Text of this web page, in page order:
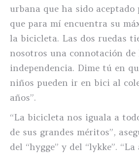
urbana que ha sido
que para mí encuentra su
la bicicleta. Las dos ruedas
nosotros una connotación
independencia. Dime tú en
niños pueden ir en bici al
años”.
“La bicicleta nos iguala a
de sus grandes méritos”,
del “hygge” y del “lykke”.